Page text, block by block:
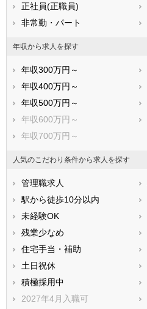
鹿児島県
正社員(正職員)
非常勤・パート
年収から求人を探す
年収300万円～
年収400万円～
年収500万円～
年収600万円～
年収700万円～
人気のこだわり条件から求人を探す
管理職求人
駅から徒歩10分以内
未経験OK
残業少なめ
住宅手当・補助
土日祝休
積極採用中
2027年4月入職可